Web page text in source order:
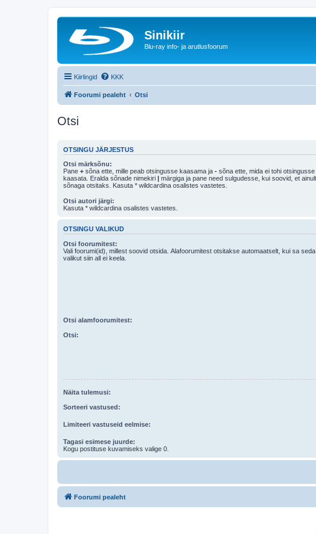
Sinikiir
Blu-ray info- ja arutlusfoorum
Kiirlingid KKK
Foorumi pealeht Otsi
Otsi
OTSINGU JÄRJESTUS
Otsi märksõnu:
Pane + sõna ette, mille peab otsingusse kaasama ja - sõna ette, mida ei tohi otsingusse
kaasata. Eralda sõnade nimekiri | märgiga ja pane need sulgudesse, kui soovid, et ainult ühe
sõnaga otsitaks. Kasuta * wildcardina osalistes vastetes.
Otsi autori järgi:
Kasuta * wildcardina osalistes vastetes.
OTSINGU VALIKUD
Otsi foorumitest:
Vali foorumi(id), millest soovid otsida. Alafoorumitest otsitakse automaatselt, kui sa seda
valikut siin all ei keela.
Otsi alamfoorumitest:
Otsi:
Näita tulemusi:
Sorteeri vastused:
Limiteeri vastuseid eelmise:
Tagasi esimese juurde:
Kogu postituse kuvamiseks valige 0.
Foorumi pealeht